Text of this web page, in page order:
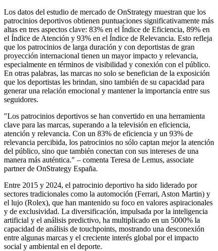
Los datos del estudio de mercado de OnStrategy muestran que los
patrocinios deportivos obtienen puntuaciones significativamente más
altas en tres aspectos clave: 83% en el Índice de Eficiencia, 89% en
el Índice de Atención y 93% en el Índice de Relevancia. Esto refleja
que los patrocinios de larga duración y con deportistas de gran
proyección internacional tienen un mayor impacto y relevancia,
especialmente en términos de visibilidad y conexión con el público.
En otras palabras, las marcas no solo se benefician de la exposición
que los deportistas les brindan, sino también de su capacidad para
generar una relación emocional y mantener la importancia entre sus
seguidores.
"Los patrocinios deportivos se han convertido en una herramienta
clave para las marcas, superando a la televisión en eficiencia,
atención y relevancia. Con un 83% de eficiencia y un 93% de
relevancia percibida, los patrocinios no sólo captan mejor la atención
del público, sino que también conectan con sus intereses de una
manera más auténtica." – comenta Teresa de Lemus, associate
partner de OnStrategy España.
Entre 2015 y 2024, el patrocinio deportivo ha sido liderado por
sectores tradicionales como la automoción (Ferrari, Aston Martin) y
el lujo (Rolex), que han mantenido su foco en valores aspiracionales
y de exclusividad. La diversificación, impulsada por la inteligencia
artificial y el análisis predictivo, ha multiplicado en un 5000% la
capacidad de análisis de touchpoints, mostrando una desconexión
entre algunas marcas y el creciente interés global por el impacto
social y ambiental en el deporte.